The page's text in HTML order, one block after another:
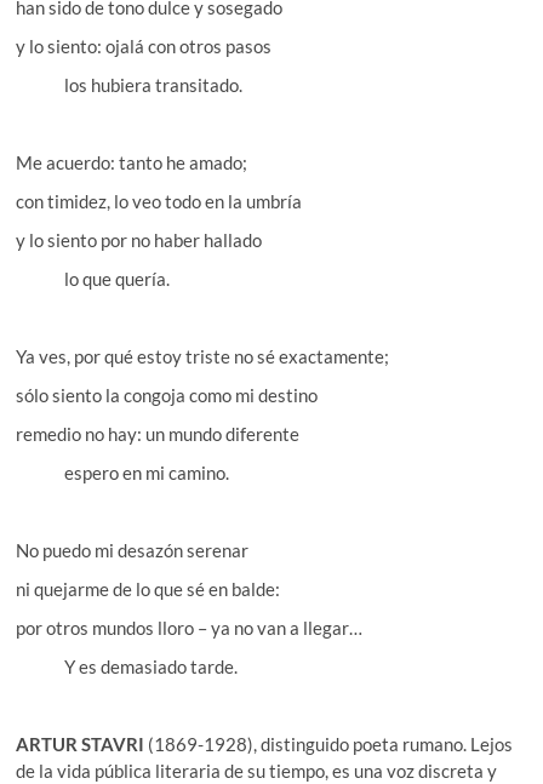
han sido de tono dulce y sosegado
y lo siento: ojalá con otros pasos
los hubiera transitado.
Me acuerdo: tanto he amado;
con timidez, lo veo todo en la umbría
y lo siento por no haber hallado
lo que quería.
Ya ves, por qué estoy triste no sé exactamente;
sólo siento la congoja como mi destino
remedio no hay: un mundo diferente
espero en mi camino.
No puedo mi desazón serenar
ni quejarme de lo que sé en balde:
por otros mundos lloro – ya no van a llegar…
Y es demasiado tarde.
ARTUR STAVRI (1869-1928), distinguido poeta rumano. Lejos
de la vida pública literaria de su tiempo, es una voz discreta y